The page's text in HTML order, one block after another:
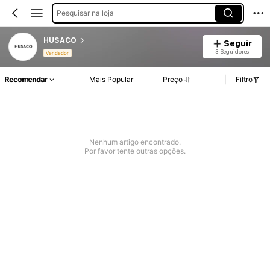
Pesquisar na loja
HUSACO
Vendedor
Seguir
3 Seguidores
Recomendar Mais Popular Preço Filtro
Nenhum artigo encontrado.
Por favor tente outras opções.